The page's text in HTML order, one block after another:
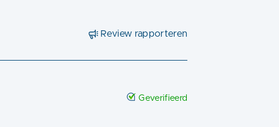
Review rapporteren
Geverifieerd